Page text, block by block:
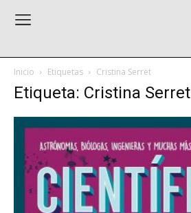
Inicio Etiquetas Cristina Serret
Etiqueta: Cristina Serret